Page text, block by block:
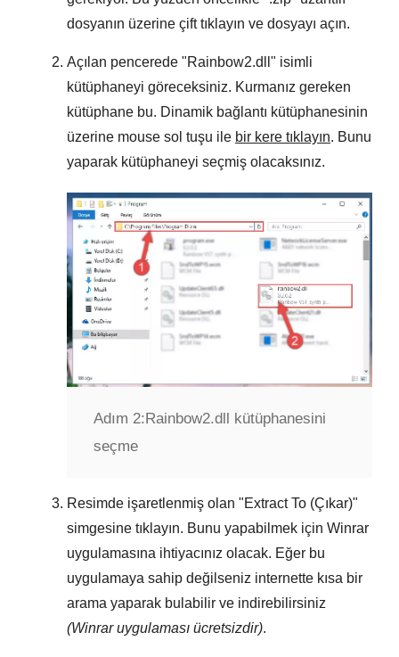
dosyanın üzerine çift tıklayın ve dosyayı açın.
Açılan pencerede "Rainbow2.dll " isimli
kütüphaneyi göreceksiniz. Kurmanız gereken
kütüphane bu. Dinamik bağlantı kütüphanesinin
üzerine mouse sol tuşu ile bir kere tıklayın. Bunu
yaparak kütüphaneyi seçmiş olacaksınız.
Adım 2:Rainbow2.dll kütüphanesini
seçme
Resimde işaretlenmiş olan "Extract To (Çıkar)"
simgesine tıklayın. Bunu yapabilmek için Winrar
uygulamasına ihtiyacınız olacak. Eğer bu
uygulamaya sahip değilseniz internette kısa bir
arama yaparak bulabilir ve indirebilirsiniz
(Winrar uygulaması ücretsizdir).